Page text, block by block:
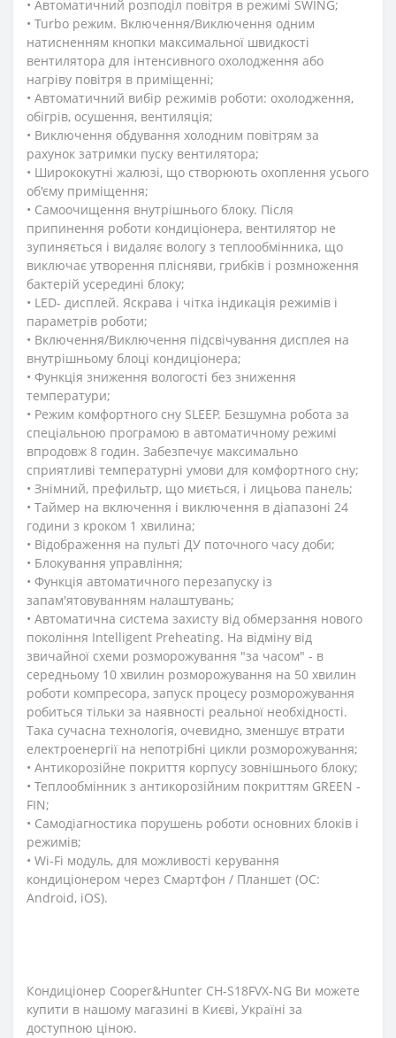
• Автоматичний розподіл повітря в режимі SWING;
• Turbo режим. Включення/Виключення одним
натисненням кнопки максимальної швидкості
вентилятора для інтенсивного охолодження або
нагріву повітря в приміщенні;
• Автоматичний вибір режимів роботи: охолодження,
обігрів, осушення, вентиляція;
• Виключення обдування холодним повітрям за
рахунок затримки пуску вентилятора;
• Ширококутні жалюзі, що створюють охоплення усього
об'єму приміщення;
• Самоочищення внутрішнього блоку. Після
припинення роботи кондиціонера, вентилятор не
зупиняється і видаляє вологу з теплообмінника, що
виключає утворення плісняви, грибків і розмноження
бактерій усередині блоку;
• LED- дисплей. Яскрава і чітка індикація режимів і
параметрів роботи;
• Включення/Виключення підсвічування дисплея на
внутрішньому блоці кондиціонера;
• Функція зниження вологості без зниження
температури;
• Режим комфортного сну SLЕЕР. Безшумна робота за
спеціальною програмою в автоматичному режимі
впродовж 8 годин. Забезпечує максимально
сприятливі температурні умови для комфортного сну;
• Знімний, префильтр, що миється, і лицьова панель;
• Таймер на включення і виключення в діапазоні 24
години з кроком 1 хвилина;
• Відображення на пульті ДУ поточного часу доби;
• Блокування управління;
• Функція автоматичного перезапуску із
запам'ятовуванням налаштувань;
• Автоматична система захисту від обмерзання нового
покоління Intelligent Preheating. На відміну від
звичайної схеми розморожування "за часом" - в
середньому 10 хвилин розморожування на 50 хвилин
роботи компресора, запуск процесу розморожування
робиться тільки за наявності реальної необхідності.
Така сучасна технологія, очевидно, зменшує втрати
електроенергії на непотрібні цикли розморожування;
• Антикорозійне покриття корпусу зовнішнього блоку;
• Теплообмінник з антикорозійним покриттям GREEN -
FIN;
• Самодіагностика порушень роботи основних блоків і
режимів;
• Wi-Fi модуль, для можливості керування
кондиціонером через Смартфон / Планшет (ОС:
Android, iOS).
Кондиціонер Cooper&Hunter CH-S18FVX-NG Ви можете
купити в нашому магазині в Києві, Україні за
доступною ціною.